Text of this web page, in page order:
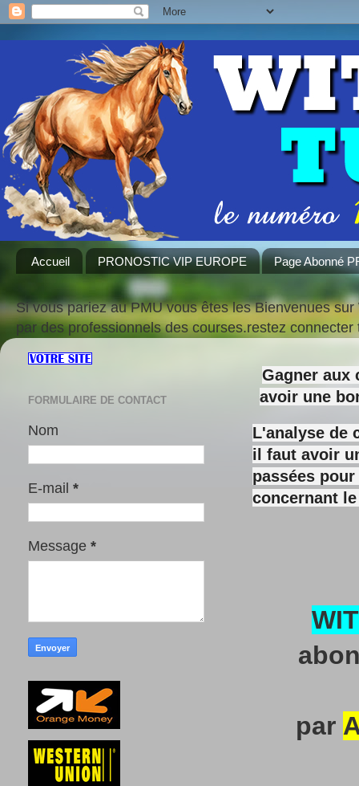
Accueil PRONOSTIC VIP EUROPE Page Abonné
Si vous pariez au PMU vous êtes les Bienvenues
par des professionnels des courses.restez
Gagner aux
avoir une
L'analyse de
il faut avoir
passées
concernant
par
FORMULAIRE DE CONTACT
Nom
E-mail *
Message *